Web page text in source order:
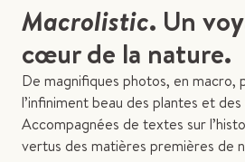
Macrolistic. Un
cœur de la nature.
De magnifiques photos, en macro,
l’infiniment beau des plantes et
Accompagnées de textes sur
vertus des matières premières de